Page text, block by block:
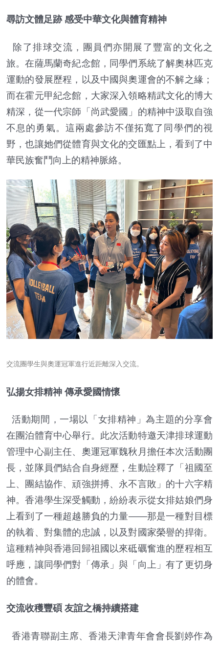
尋訪文體足跡 感受中華文化與體育精神
除了排球交流，團員們亦開展了豐富的文化之
旅。在薩馬蘭奇紀念館，同學們系統了解奧林匹克
運動的發展歷程，以及中國與奧運會的不解之緣；
而在霍元甲紀念館，大家深入領略精武文化的博大
精深，從一代宗師「尚武愛國」的精神中汲取自強
不息的勇氣。這兩處參訪不僅拓寬了同學們的視
野，也讓她們從體育與文化的交匯點上，看到了中
華民族奮鬥向上的精神脈絡。
交流團學生與奧運冠軍進行近距離深入交流。
弘揚女排精神 傳承愛國情懷
活動期間，一場以「女排精神」為主題的分享會
在團泊體育中心舉行。此次活動特邀天津排球運動
管理中心副主任、奧運冠軍魏秋月擔任本次活動團
長，並隊員們結合自身經歷，生動詮釋了「祖國至
上、團結協作、頑強拼搏、永不言敗」的十六字精
神。香港學生深受觸動，紛紛表示從女排姑娘們身
上看到了一種超越勝負的力量——那是一種對目標
的執着、對集體的忠誠，以及對國家榮譽的捍衛。
這種精神與香港回歸祖國以來砥礪奮進的歷程相互
呼應，讓同學們對「傳承」與「向上」有了更切身
的體會。
交流收穫豐碩 友誼之橋持續搭建
香港青聯副主席、香港天津青年會會長劉婷作為